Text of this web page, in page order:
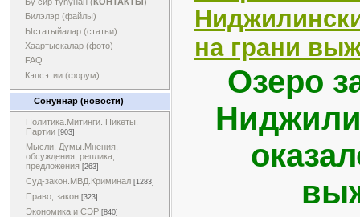
Билэлэр (файлы)
Ыстатыйалар (статьи)
Хаартыскалар (фото)
FAQ
Кэпсэтии (форум)
Сонуннар (новости)
Политика.Митинги. Пикеты.
Партии [903]
Мысли. Думы.Мнения,
обсуждения, реплика,
предложения [263]
Суд-закон.МВД.Криминал [1283]
Право, закон [323]
Экономика и СЭР [840]
на грани
Озеро